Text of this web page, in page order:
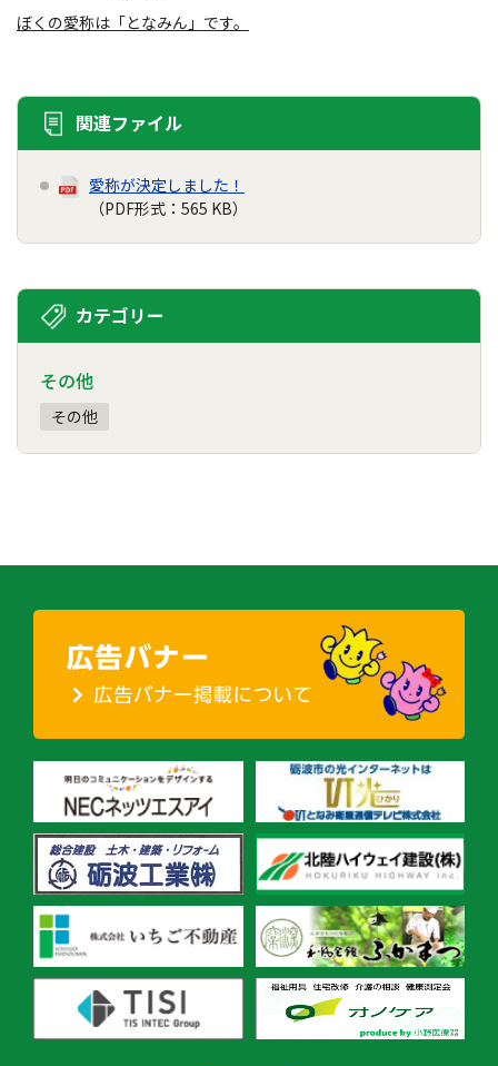
ぼくの愛称は「となみん」です。
関連ファイル
愛称が決定しました！
（PDF形式：565 KB）
カテゴリー
その他
その他